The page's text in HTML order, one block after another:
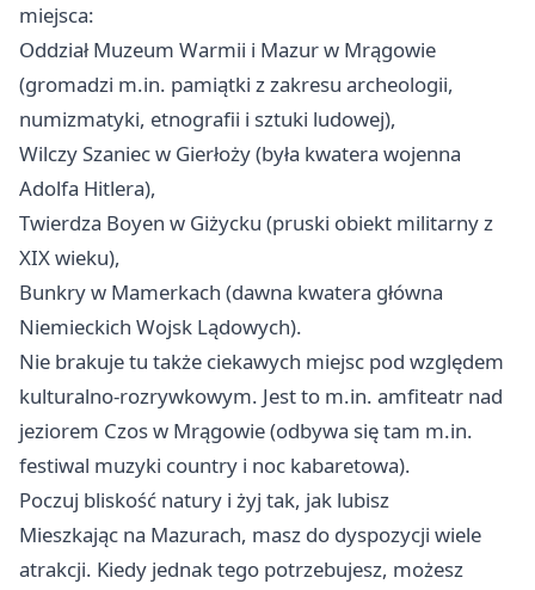
miejsca:
Oddział Muzeum Warmii i Mazur w Mrągowie
(gromadzi m.in. pamiątki z zakresu archeologii,
numizmatyki, etnografii i sztuki ludowej),
Wilczy Szaniec w Gierłoży (była kwatera wojenna
Adolfa Hitlera),
Twierdza Boyen w Giżycku (pruski obiekt militarny z
XIX wieku),
Bunkry w Mamerkach (dawna kwatera główna
Niemieckich Wojsk Lądowych).
Nie brakuje tu także ciekawych miejsc pod względem
kulturalno-rozrywkowym. Jest to m.in. amfiteatr nad
jeziorem Czos w Mrągowie (odbywa się tam m.in.
festiwal muzyki country i noc kabaretowa).
Poczuj bliskość natury i żyj tak, jak lubisz
Mieszkając na Mazurach, masz do dyspozycji wiele
atrakcji. Kiedy jednak tego potrzebujesz, możesz